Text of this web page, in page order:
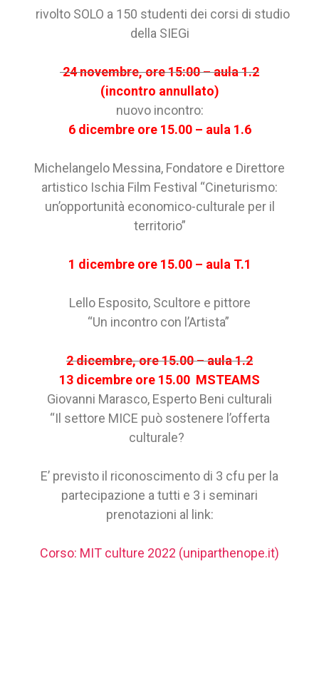
rivolto SOLO a 150 studenti dei corsi di studio
della SIEGi
24 novembre, ore 15:00 – aula 1.2
(incontro annullato)
nuovo incontro:
6 dicembre ore 15.00 – aula 1.6
Michelangelo Messina, Fondatore e Direttore
artistico Ischia Film Festival “Cineturismo:
un’opportunità economico-culturale per il
territorio”
1 dicembre ore 15.00 – aula T.1
Lello Esposito, Scultore e pittore
“Un incontro con l’Artista”
2 dicembre, ore 15.00 – aula 1.2
13 dicembre ore 15.00 MSTEAMS
Giovanni Marasco, Esperto Beni culturali
“Il settore MICE può sostenere l’offerta
culturale?
E’ previsto il riconoscimento di 3 cfu per la
partecipazione a tutti e 3 i seminari
prenotazioni al link:
Corso: MIT culture 2022 (uniparthenope.it)